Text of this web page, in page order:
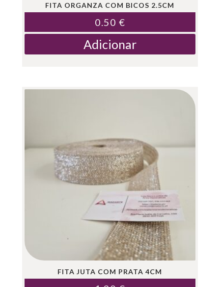
FITA ORGANZA COM BICOS 2.5CM
0.50 €
Adicionar
FITA JUTA COM PRATA 4CM